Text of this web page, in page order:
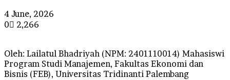
4 June, 2026
0
2,266
Oleh: Lailatul Bhadriyah (NPM: 2401110014) Mahasiswi
Program Studi Manajemen, Fakultas Ekonomi dan
Bisnis (FEB), Universitas Tridinanti Palembang